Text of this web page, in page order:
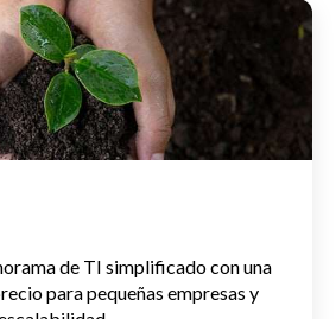
de TI simplificado con una
para pequeñas empresas y